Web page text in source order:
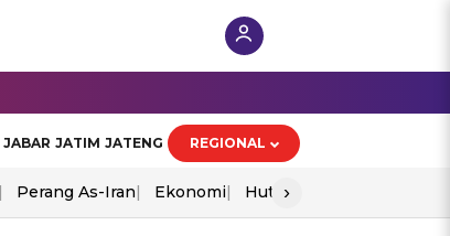
JABAR JATIM JATENG REGIONAL
Perang As-Iran Ekonomi Hut Ri
›